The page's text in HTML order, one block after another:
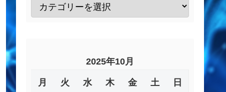
2025年10月
月 火 水 木 金 土 日